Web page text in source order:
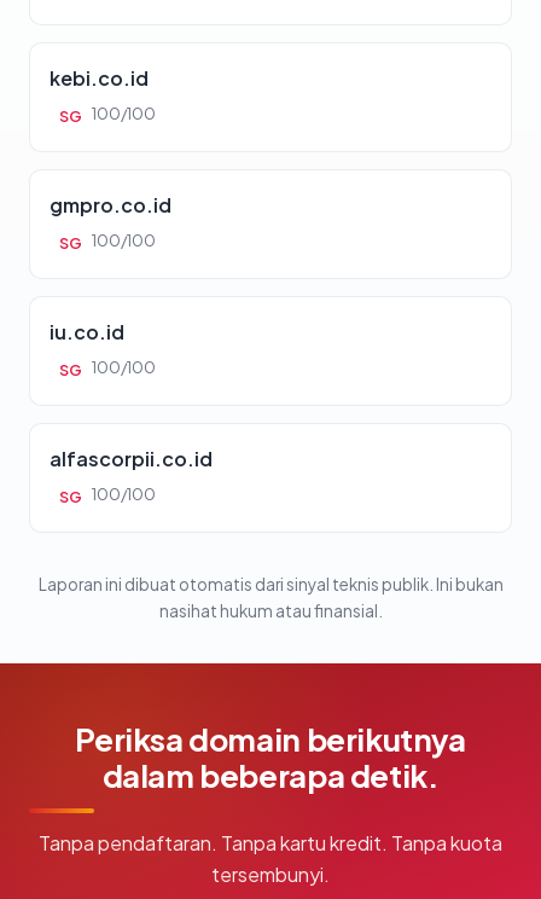
kebi.co.id
SG 100/100
gmpro.co.id
SG 100/100
iu.co.id
SG 100/100
alfascorpii.co.id
SG 100/100
Laporan ini dibuat otomatis dari sinyal teknis publik. Ini bukan
nasihat hukum atau finansial.
Periksa domain berikutnya
dalam beberapa detik.
Tanpa pendaftaran. Tanpa kartu kredit. Tanpa kuota
tersembunyi.